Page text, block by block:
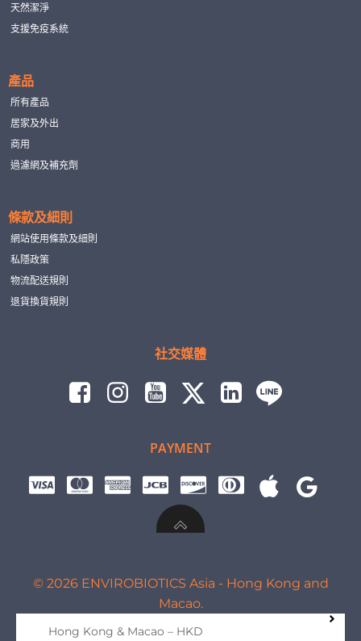
天然潔淨
支援免疫系統
產品
所有產品
居家及外出
商用
過濾網及補充劑
條款及細則
網站使用條款及細則
私隱政策
物流配送規則
退貨換貨規則
社交媒體
PAYMENT
© 2026 ENVIROBIOTICS Asia - Hong Kong and
Macao.
Hong Kong & Macao – HKD